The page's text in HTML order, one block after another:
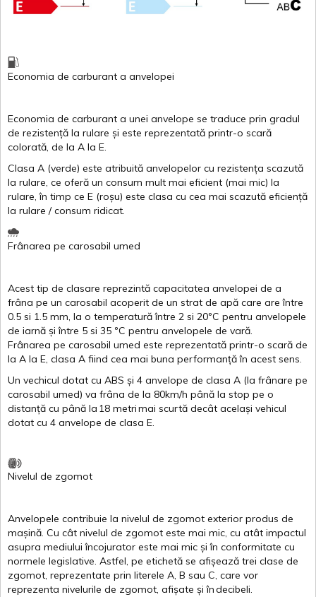
Economia de carburant a anvelopei
Economia de carburant a unei anvelope se traduce prin gradul
de rezistență la rulare și este reprezentată printr-o scară
colorată, de la A la E.
Clasa A (verde) este atribuită anvelopelor cu rezistența scazută
la rulare, ce oferă un consum mult mai eficient (mai mic) la
rulare,în timp ce E (roșu) este clasa cu cea mai scazută eficiență
la rulare /consum ridicat.
Frânarea pe carosabil umed
Acest tip de clasare reprezintă capacitatea anvelopei de a
frâna pe un carosabil acoperit de un strat de apă care areîntre
0.5 si 1.5 mm, la o temperatură între 2 si 20ºC pentru anvelopele
de iarnă și între 5 si 35 ºC pentru anvelopele de vară.
Frânarea pe carosabil umed este reprezentată printr-o scară de
la A la E, clasa A fiind cea mai buna performanță în acest sens.
Un vechicul dotat cu ABS și 4 anvelope de clasa A (la frânare pe
carosabil umed) va frâna de la 80km/h până la stop pe o
distanță cu până la 18 metrimai scurtă decât același vehicul
dotat cu 4 anvelope de clasa E.
Nivelul de zgomot
Anvelopele contribuie la nivelul de zgomot exterior produs de
mașină. Cu cât nivelul de zgomot este mai mic, cu atât impactul
asupra mediului încojurator este mai mic și în conformitate cu
normele legislative. Astfel, pe etichetă se afișează trei clase de
zgomot, reprezentate prin literele A, B sau C, care vor
reprezenta nivelurile de zgomot, afișate și îndecibeli.